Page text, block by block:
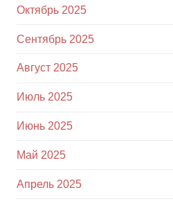
Октябрь 2025
Сентябрь 2025
Август 2025
Июль 2025
Июнь 2025
Май 2025
Апрель 2025